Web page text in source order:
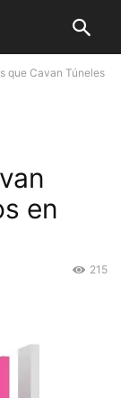
que Cavan Túneles
en
215